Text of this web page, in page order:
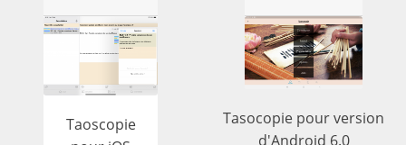
Taoscopie
Tasocopie pour version
d'Android 6.0